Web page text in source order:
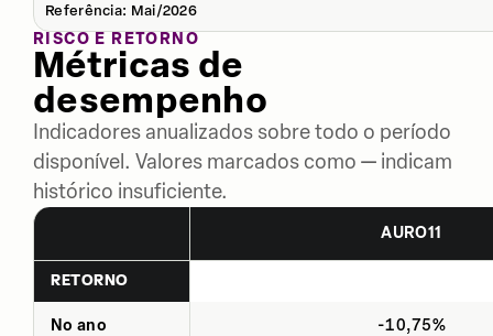
Referência: Mai/2026
RISCO E RETORNO
Métricas de
desempenho
Indicadores anualizados sobre todo o período
disponível. Valores marcados como — indicam
histórico insuficiente.
AURO11
RETORNO
No ano -10,75%